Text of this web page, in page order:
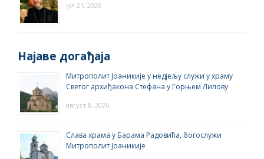
јул 21, 2026
Најаве догађаја
Митрополит Јоаникије у недјељу служи у храму
Светог архиђакона Стефана у Горњем Липову
август 8, 2026
Слава храма у Барама Радовића, богослужи
Митрополит Јоаникије